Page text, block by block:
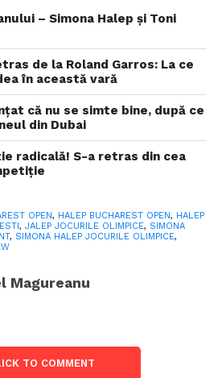
– Simona Halep și Toni
de la Roland Garros: La ce
în această vară
că nu se simte bine, după ce
din Dubai
radicală! S-a retras din cea
OPEN, HALEP BUCHAREST OPEN, HALEP
, JALEP JOCURILE OLIMPICE, SIMONA
, SIMONA HALEP JOCURILE OLIMPICE,
Magureanu
TO COMMENT